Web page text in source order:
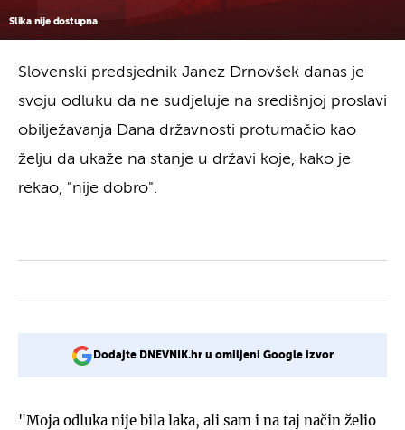
Slika nije dostupna
Slovenski predsjednik Janez Drnovšek danas je
svoju odluku da ne sudjeluje na središnjoj proslavi
obilježavanja Dana državnosti protumačio kao
želju da ukaže na stanje u državi koje, kako je
rekao, "nije dobro".
Dodajte DNEVNIK.hr u omiljeni Google izvor
"Moja odluka nije bila laka, ali sam i na taj način želio